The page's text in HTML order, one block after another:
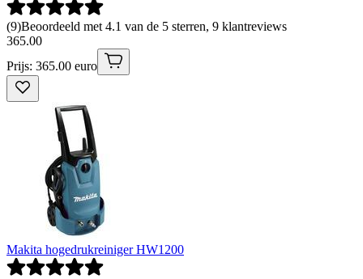
(9)Beoordeeld met 4.1 van de 5 sterren, 9 klantreviews
365.00
Prijs: 365.00 euro
Makita hogedrukreiniger HW1200